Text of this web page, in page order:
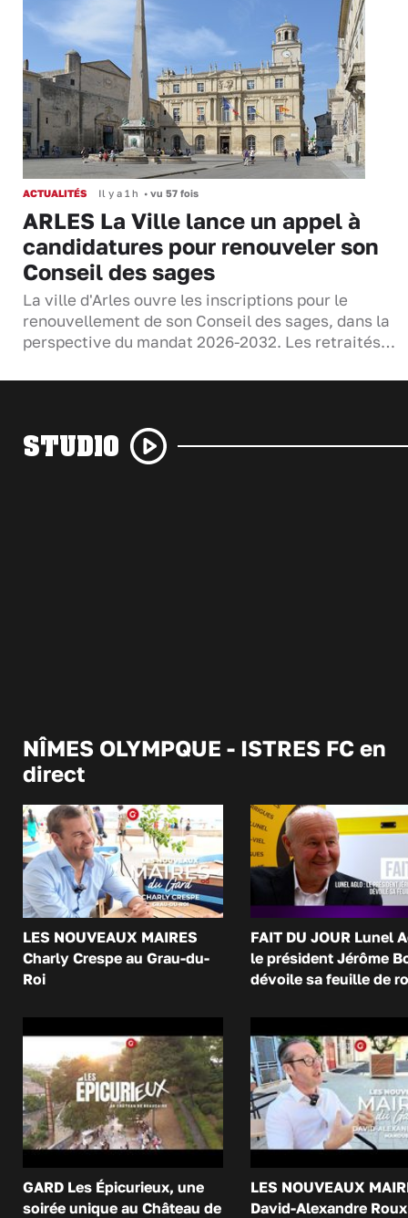
ACTUALITÉS Il y a 1 h • vu 57 fois
ARLES La Ville lance un appel à
candidatures pour renouveler son
Conseil des sages
La ville d'Arles ouvre les inscriptions pour le
renouvellement de son Conseil des sages, dans la
perspective du mandat 2026-2032. Les retraités…
STUDIO
NÎMES OLYMPQUE - ISTRES FC en
direct
LES NOUVEAUX MAIRES
Charly Crespe au Grau-du-
Roi
FAIT DU JOUR Lunel
le président Jérôme
dévoile sa feuille de
GARD Les Épicurieux, une
soirée unique au Château de
LES NOUVEAUX
David-Alexandre